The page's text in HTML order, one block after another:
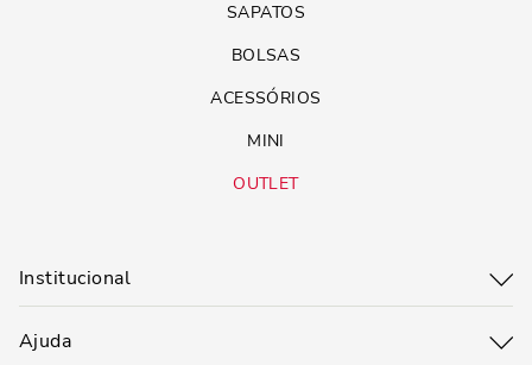
SAPATOS
BOLSAS
ACESSÓRIOS
MINI
OUTLET
Institucional
Ajuda